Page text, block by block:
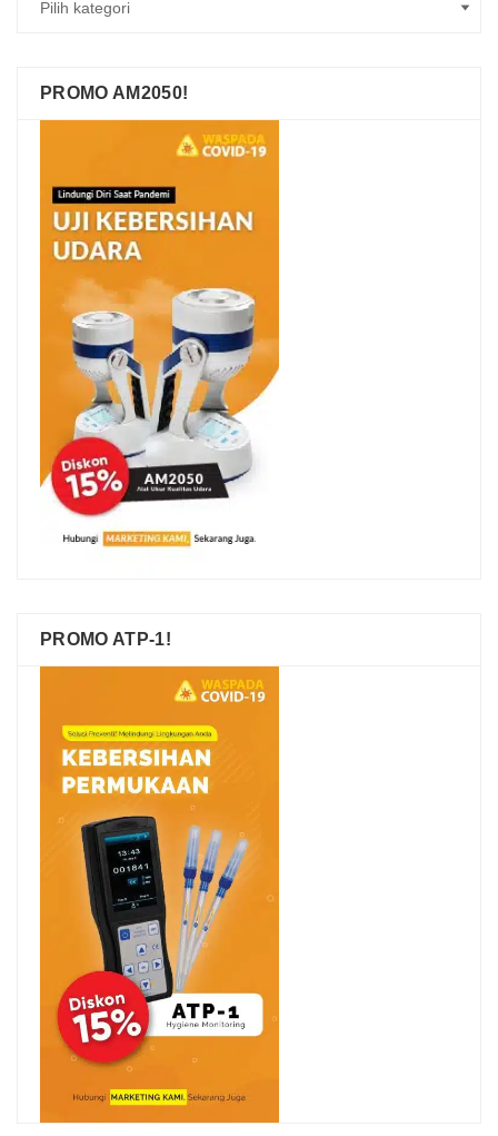
PROMO AM2050!
PROMO ATP-1!